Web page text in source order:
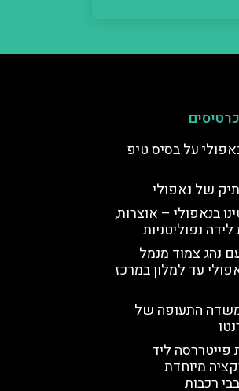
כרטיסים
על בסיס טיפ
של נאפולי
בנאפולי – אוצרות,
נפוליטניות
נהג צמוד מנמל
עד למלון במרכז
התעופה של
פייטררסה ליד
מיוחדת
רכבות